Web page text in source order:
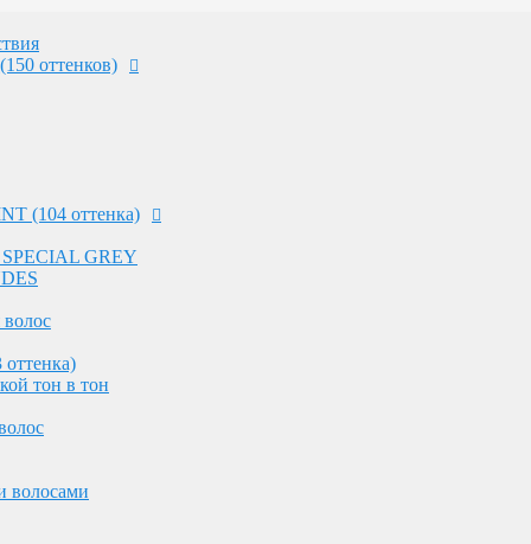
тон в тон
волос
на светлых волосах
волос
в салоне
в салоне
оттенков)
(104 оттенка)
SPECIAL GREY
тон в тон
волосами